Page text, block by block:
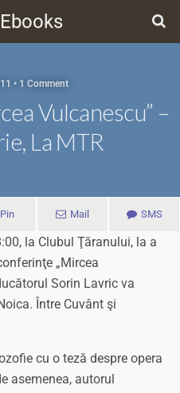
• 1 Comment
Vulcanescu” –
La MTR
Pin Mail SMS
la Clubul Ţăranului, la a
„Mircea
Sorin Lavric va
Între Cuvânt şi
cu o teză despre opera
asemenea, autorul